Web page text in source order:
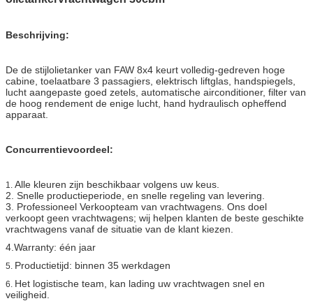
Beschrijving:
De de stijlolietanker van FAW 8x4 keurt volledig-gedreven hoge
cabine, toelaatbare 3 passagiers, elektrisch liftglas, handspiegels,
lucht aangepaste goed zetels, automatische airconditioner, filter van
de hoog rendement de enige lucht, hand hydraulisch opheffend
apparaat.
Concurrentievoordeel:
1. Alle kleuren zijn beschikbaar volgens uw keus.
2. Snelle productieperiode, en snelle regeling van levering.
3. Professioneel Verkoopteam van vrachtwagens. Ons doel
verkoopt geen vrachtwagens; wij helpen klanten de beste geschikte
vrachtwagens vanaf de situatie van de klant kiezen.
4.Warranty: één jaar
5. Productietijd: binnen 35 werkdagen
6. Het logistische team, kan lading uw vrachtwagen snel en
veiligheid.